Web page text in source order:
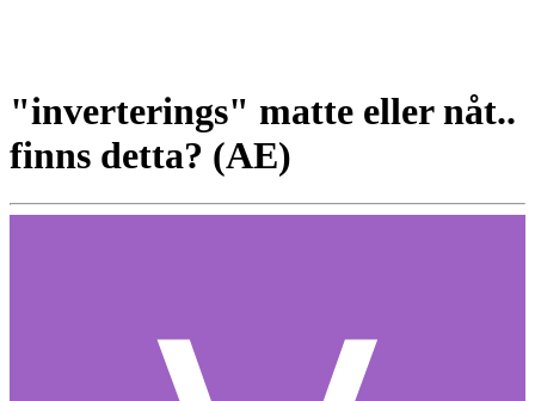
"inverterings" matte eller nåt..
finns detta? (AE)